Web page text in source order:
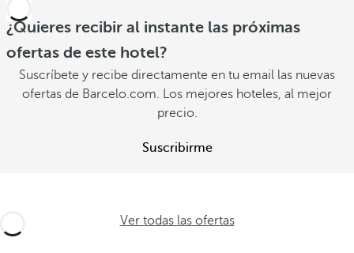
¿Quieres recibir al instante las próximas
ofertas de este hotel?
Suscríbete y recibe directamente en tu email las nuevas
ofertas de Barcelo.com. Los mejores hoteles, al mejor
precio.
Suscribirme
Ver todas las ofertas